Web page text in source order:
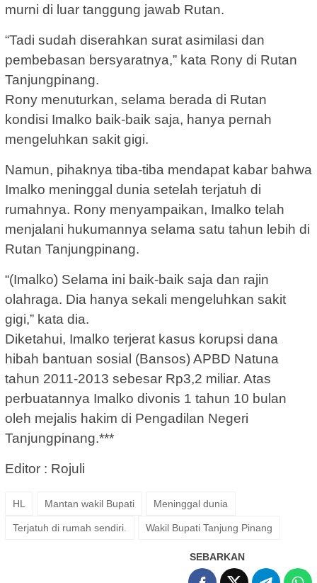
murni di luar tanggung jawab Rutan.
“Tadi sudah diserahkan surat asimilasi dan
pembebasan bersyaratnya,” kata Rony di Rutan
Tanjungpinang.
Rony menuturkan, selama berada di Rutan
kondisi Imalko baik-baik saja, hanya pernah
mengeluhkan sakit gigi.
Namun, pihaknya tiba-tiba mendapat kabar bahwa
Imalko meninggal dunia setelah terjatuh di
rumahnya. Rony menyampaikan, Imalko telah
menjalani hukumannya selama satu tahun lebih di
Rutan Tanjungpinang.
“(Imalko) Selama ini baik-baik saja dan rajin
olahraga. Dia hanya sekali mengeluhkan sakit
gigi,” kata dia.
Diketahui, Imalko terjerat kasus korupsi dana
hibah bantuan sosial (Bansos) APBD Natuna
tahun 2011-2013 sebesar Rp3,2 miliar. Atas
perbuatannya Imalko divonis 1 tahun 10 bulan
oleh mejalis hakim di Pengadilan Negeri
Tanjungpinang.***
Editor : Rojuli
HL Mantan wakil Bupati Meninggal dunia
Terjatuh di rumah sendiri. Wakil Bupati Tanjung Pinang
SEBARKAN